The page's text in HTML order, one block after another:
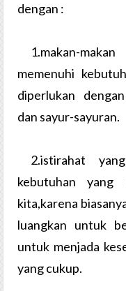
dengan :
1.makan-
memenuhi
diperlukan
dan sayur-sayuran.
2.istirahat
kebutuhan
kita,karena
luangkan untuk
untuk menjada
yang cukup.